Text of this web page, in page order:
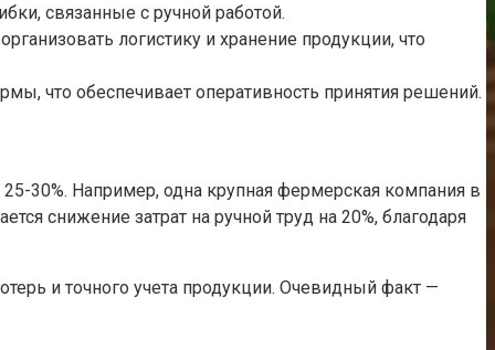
связанные с ручной работой.
логистику и хранение продукции, что
что обеспечивает оперативность принятия решений.
30%. Например, одна крупная фермерская компания в
снижение затрат на ручной труд на 20%, благодаря
и точного учета продукции. Очевидный факт —